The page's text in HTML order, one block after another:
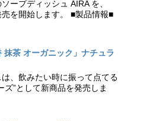
ープディッシュ AIRA を、
を開始します。 ■製品情報■
茶 オーガニック」ナチュラ
、飲みたい時に振って点てる
”として新商品を発売しま